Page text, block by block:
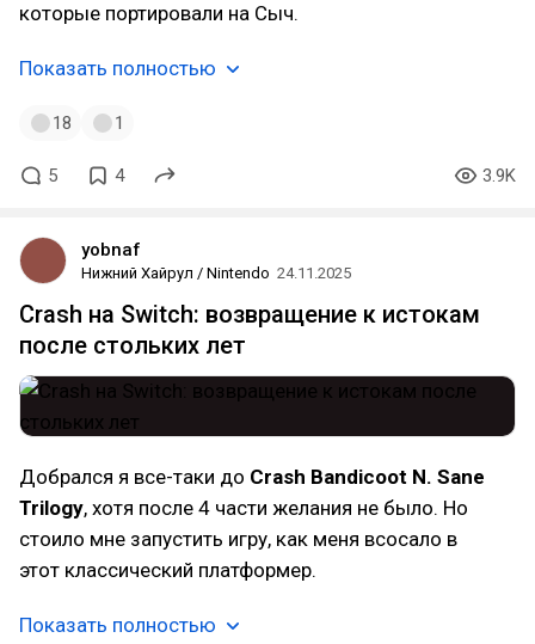
которые портировали на Сыч.
Показать полностью
18 1
5 4 3.9K
yobnaf
Нижний Хайрул / Nintendo 24.11.2025
Crash на Switch: возвращение к истокам
после стольких лет
Добрался я все-таки до Crash Bandicoot N. Sane
Trilogy, хотя после 4 части желания не было. Но
стоило мне запустить игру, как меня всосало в
этот классический платформер.
Показать полностью